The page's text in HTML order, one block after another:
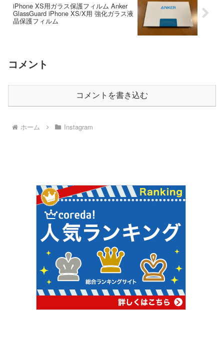
iPhone XS用ガラス保護フィルム Anker
GlassGuard iPhone XS/X用 強化ガラス液
晶保護フィルム
コメント
コメントを書き込む
ホーム Instagram